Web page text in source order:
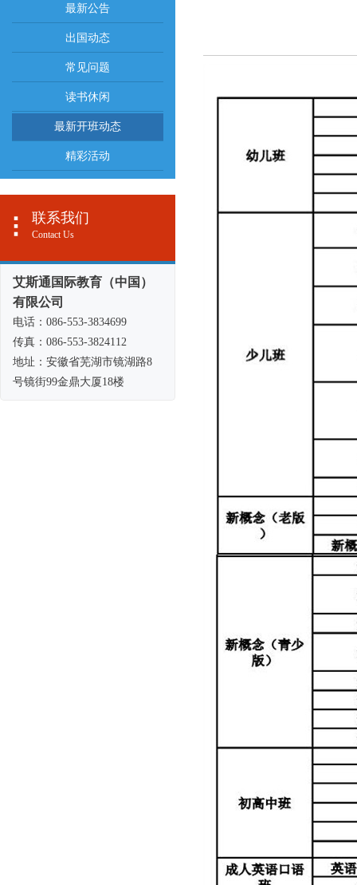
1
最新公告
出国动态
常见问题
读书休闲
最新开班动态
精彩活动
联系我们
Contact Us
艾斯通国际教育（中国）
有限公司
电话：086-553-3834699
传真：086-553-3824112
地址：安徽省芜湖市镜湖路8
号镜街99金鼎大厦18楼